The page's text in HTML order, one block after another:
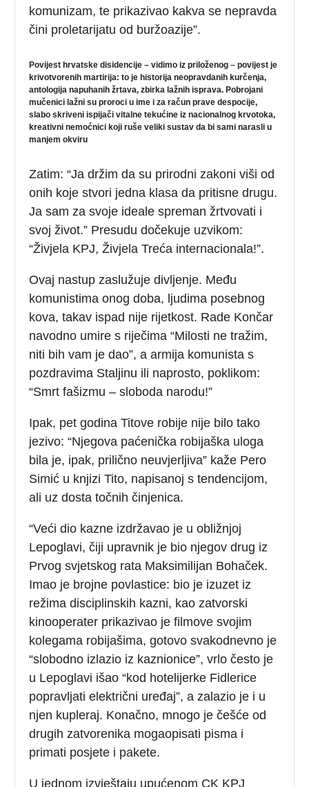
komunizam, te prikazivao kakva se nepravda
čini proletarijatu od buržoazije”.
Povijest hrvatske disidencije – vidimo iz priloženog – povijest je
krivotvorenih martirija: to je historija neopravdanih kurčenja,
antologija napuhanih žrtava, zbirka lažnih isprava. Pobrojani
mučenici lažni su proroci u ime i za račun prave despocije,
slabo skriveni ispijači vitalne tekućine iz nacionalnog krvotoka,
kreativni nemoćnici koji ruše veliki sustav da bi sami narasli u
manjem okviru
Zatim: “Ja držim da su prirodni zakoni viši od
onih koje stvori jedna klasa da pritisne drugu.
Ja sam za svoje ideale spreman žrtvovati i
svoj život.” Presudu dočekuje uzvikom:
“Živjela KPJ, Živjela Treća internacionala!”.
Ovaj nastup zaslužuje divljenje. Među
komunistima onog doba, ljudima posebnog
kova, takav ispad nije rijetkost. Rade Končar
navodno umire s riječima “Milosti ne tražim,
niti bih vam je dao”, a armija komunista s
pozdravima Staljinu ili naprosto, poklikom:
“Smrt fašizmu – sloboda narodu!”
Ipak, pet godina Titove robije nije bilo tako
jezivo: “Njegova paćenička robijaška uloga
bila je, ipak, prilično neuvjerljiva” kaže Pero
Simić u knjizi Tito, napisanoj s tendencijom,
ali uz dosta točnih činjenica.
“Veći dio kazne izdržavao je u obližnjoj
Lepoglavi, čiji upravnik je bio njegov drug iz
Prvog svjetskog rata Maksimilijan Bohaček.
Imao je brojne povlastice: bio je izuzet iz
režima disciplinskih kazni, kao zatvorski
kinooperater prikazivao je filmove svojim
kolegama robijašima, gotovo svakodnevno je
“slobodno izlazio iz kaznionice”, vrlo često je
u Lepoglavi išao “kod hotelijerke Fidlerice
popravljati električni uređaj”, a zalazio je i u
njen kupleraj. Konačno, mnogo je češće od
drugih zatvorenika mogaopisati pisma i
primati posjete i pakete.
U jednom izvještaju upućenom CK KPJ